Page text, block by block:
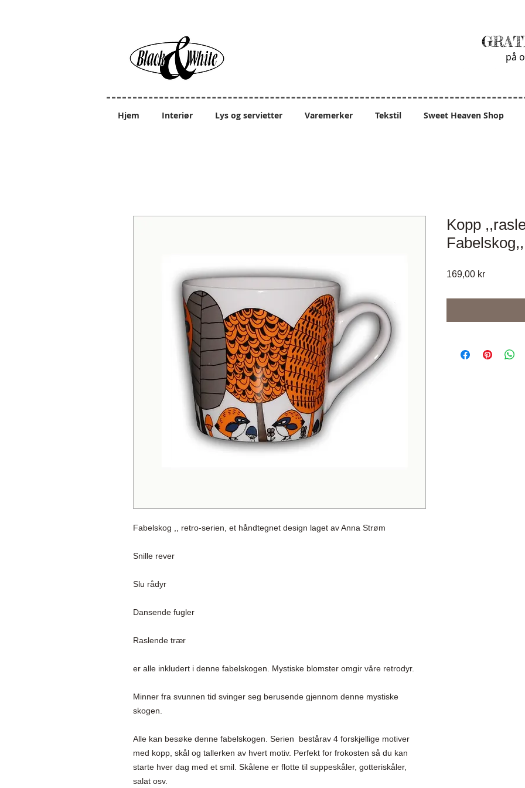
på
Hjem Interiør Lys og servietter Varemerker Tekstil Sweet Heaven Shop
Fabelskog ,, retro-serien, et håndtegnet design laget av Anna Strøm
Snille rever
Slu rådyr
Dansende fugler
Raslende trær
er alle inkludert i denne fabelskogen. Mystiske blomster omgir våre retrodyr.
Minner fra svunnen tid svinger seg berusende gjennom denne mystiske
skogen.
Alle kan besøke denne fabelskogen. Serien  bestårav 4 forskjellige motiver
med kopp, skål og tallerken av hvert motiv. Perfekt for frokosten så du kan
starte hver dag med et smil. Skålene er flotte til suppeskåler, gotteriskåler,
salat osv.
Kopp
Fabelskog,,
169,00 krPris